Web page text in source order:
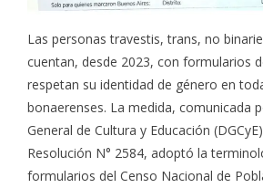
Las personas travestis, trans, no
cuentan, desde 2023, con formularios
respetan su identidad de género en
bonaerenses. La medida, comunicada
General de Cultura y Educación
Resolución N° 2584, adoptó la
formularios del Censo Nacional de